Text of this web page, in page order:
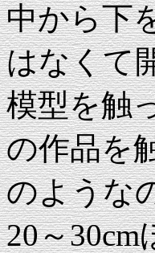
中から下
はなくて
模型を触
の作品を
のような
20～